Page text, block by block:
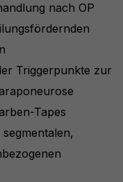
nach OP
Triggerpunkte zur
Tapes